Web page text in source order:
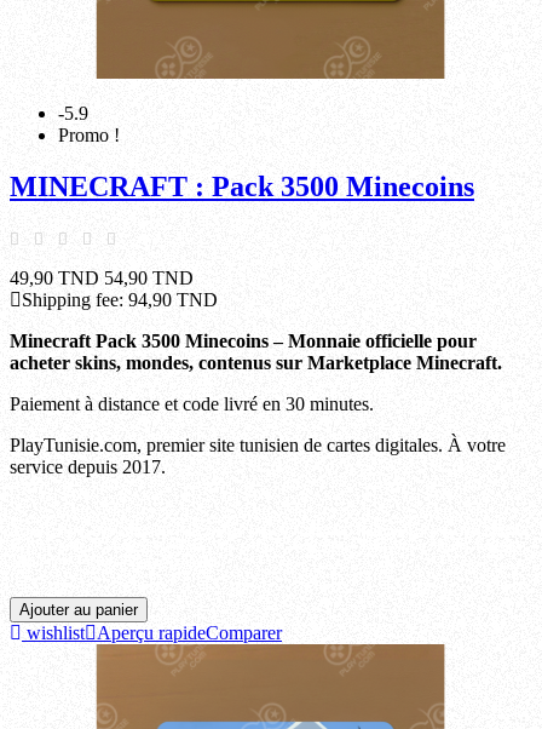
-5.9
Promo !
MINECRAFT : Pack 3500 Minecoins
49,90 TND 54,90 TND
Shipping fee: 94,90 TND
Minecraft Pack 3500 Minecoins – Monnaie officielle pour
acheter skins, mondes, contenus sur Marketplace Minecraft.
Paiement à distance et code livré en 30 minutes.
PlayTunisie.com, premier site tunisien de cartes digitales. À votre
service depuis 2017.
Ajouter au panier
wishlist Aperçu rapideComparer